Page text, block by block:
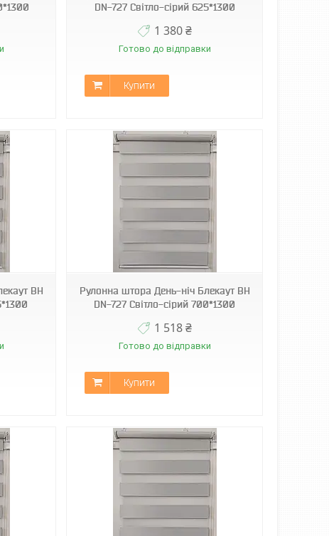
DN-727 Світло-сірий 625*1300
1 380 ₴
Готово до відправки
Купити
ВН
Рулонна штора День-ніч Блекаут ВН
DN-727 Світло-сірий 700*1300
1 518 ₴
Готово до відправки
Купити